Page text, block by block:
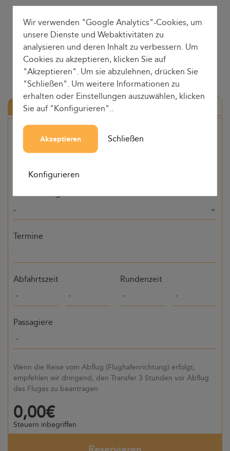
Hin-und Rückfahrt
Herkunft
-
Termine
Abfahrtszeit Rundenzeit
Passagiere
Wenn die Reise vom Abflug (Flughafenrichtung) erfolgt,
empfehlen wir dringend, den Transfer 3 Stunden vor Abflug
des Fluges zu beantragen
0,00€
Steuern inbegriffen
Wir verwenden "Google Analytics"-Cookies, um
unsere Dienste und Webaktivitäten zu
analysieren und deren Inhalt zu verbessern. Um
Cookies zu akzeptieren, klicken Sie auf
"Akzeptieren". Um sie abzulehnen, drücken Sie
"Schließen". Um weitere Informationen zu
erhalten oder Einstellungen auszuwählen, klicken
Sie auf "Konfigurieren"..
Akzeptieren Schließen
Konfigurieren